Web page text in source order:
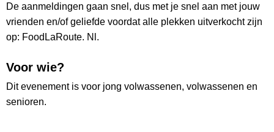
De aanmeldingen gaan snel, dus met je snel aan met jouw
vrienden en/of geliefde voordat alle plekken uitverkocht zijn
op: FoodLaRoute. Nl.
Voor wie?
Dit evenement is voor jong volwassenen, volwassenen en
senioren.